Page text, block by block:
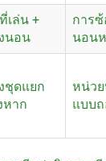
เล่น +
นอน
การ
นอน
ชุดแยก
หาก
หน่วย
แบบ